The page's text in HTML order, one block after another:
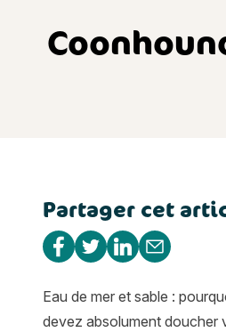
Partager cet
Partager sur Facebook
Partager sur Twitter
Partager sur
Partager par
Eau de mer et sable :
devez absolument doucher